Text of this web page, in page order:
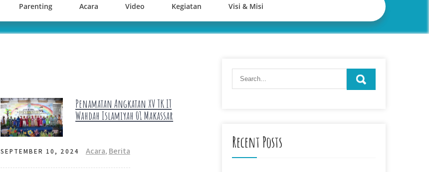
Parenting Acara Video Kegiatan Visi & Misi
Penamatan Angkatan XV TK IT
Wahdah Islamiyah 01 Makassar
SEPTEMBER 10, 2024 Acara, Berita Recent Posts